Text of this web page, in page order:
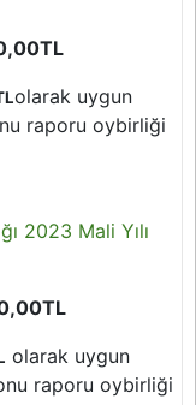
olarak uygun
raporu oybirliği
2023 Mali Yılı
olarak uygun
raporu oybirliği